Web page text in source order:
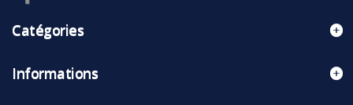
Catégories
Informations